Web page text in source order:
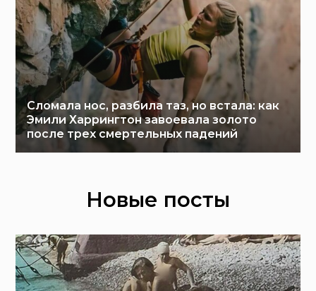
Сломала нос, разбила таз, но встала: как
Эмили Харрингтон завоевала золото
после трех смертельных падений
Новые посты